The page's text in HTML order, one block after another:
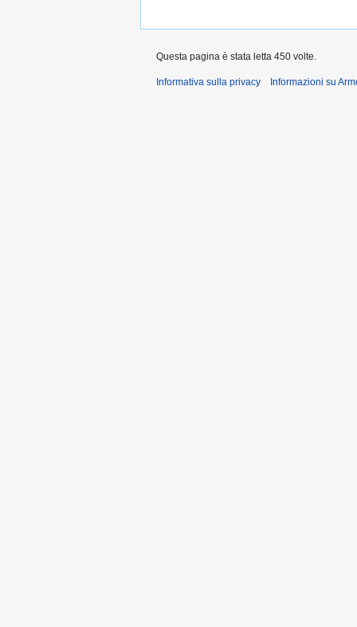
Questa pagina è stata letta 450 volte.
Informativa sulla privacy Informazioni su